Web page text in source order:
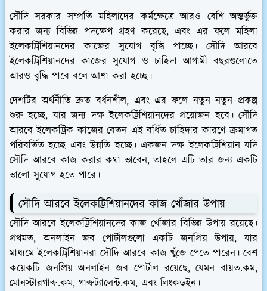
সৌদি সরকার সম্প্রতি মহিলাদের কর্মক্ষেত্রে আরও বেশি অন্তর্ভুক্ত
করার জন্য বিভিন্ন পদক্ষেপ গ্রহণ করেছে, এবং এর ফলে মহিলা
ইলেকট্রিশিয়ানদের কাজের সুযোগ বৃদ্ধি পাচ্ছে। সৌদি আরবে
ইলেকট্রিশিয়ানদের কাজের সুযোগ ও চাহিদা আগামী বছরগুলোতে
আরও বৃদ্ধি পাবে বলে আশা করা হচ্ছে।
দেশটির অর্থনীতি দ্রুত বর্ধনশীল, এবং এর ফলে নতুন নতুন প্রকল্প
শুরু হচ্ছে, যার জন্য দক্ষ ইলেকট্রিশিয়ানদের প্রয়োজন হবে। সৌদি
আরবে ইলেকট্রিক কাজের বেতন এই বর্ধিত চাহিদার কারণে ক্রমাগত
পরিবর্তিত হচ্ছে এবং উন্নতি হচ্ছে। একজন দক্ষ ইলেকট্রিশিয়ান যদি
সৌদি আরবে কাজ করার কথা ভাবেন, তাহলে এটি তার জন্য একটি
ভালো সুযোগ হতে পারে।
সৌদি আরবে ইলেকট্রিশিয়ানদের কাজ খোঁজার উপায়
সৌদি আরবে ইলেকট্রিশিয়ানদের কাজ খোঁজার বিভিন্ন উপায় রয়েছে।
প্রথমত, অনলাইন জব পোর্টালগুলো একটি জনপ্রিয় উপায়, যার
মাধ্যমে ইলেকট্রিশিয়ানরা সৌদি আরবে কাজ খুঁজে পেতে পারেন। বেশ
কয়েকটি জনপ্রিয় অনলাইন জব পোর্টাল রয়েছে, যেমন বায়ত.কম,
মোনস্টারগাল্ফ.কম, গাল্ফট্যালেন্ট.কম, এবং লিংকডইন।